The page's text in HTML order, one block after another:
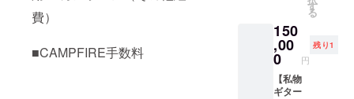
費）
■CAMPFIRE手数料
必ずチ
ケット
を購入
済みも
しくは
クラウ
た。
ニング
できる
プラン
です。
(Acheri
eの指導
ではな
スト
枚組 (画
像参
照・サ
イズ：
100×14
8) ③オ
す
る
150
,00
0 円
残り1
【私物
ギター